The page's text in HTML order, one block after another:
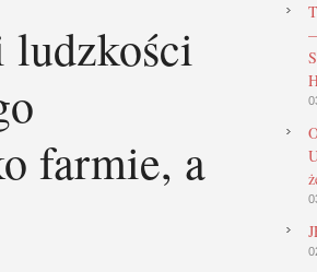
farmie, a